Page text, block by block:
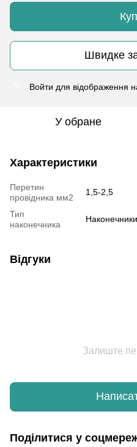
Швидке
Войти для відображення
У обране
Характеристики
Перетин
провідника мм2
1,5-2,5
Тип
наконечника
Наконечники
Відгуки
Залиште
Поділитися у